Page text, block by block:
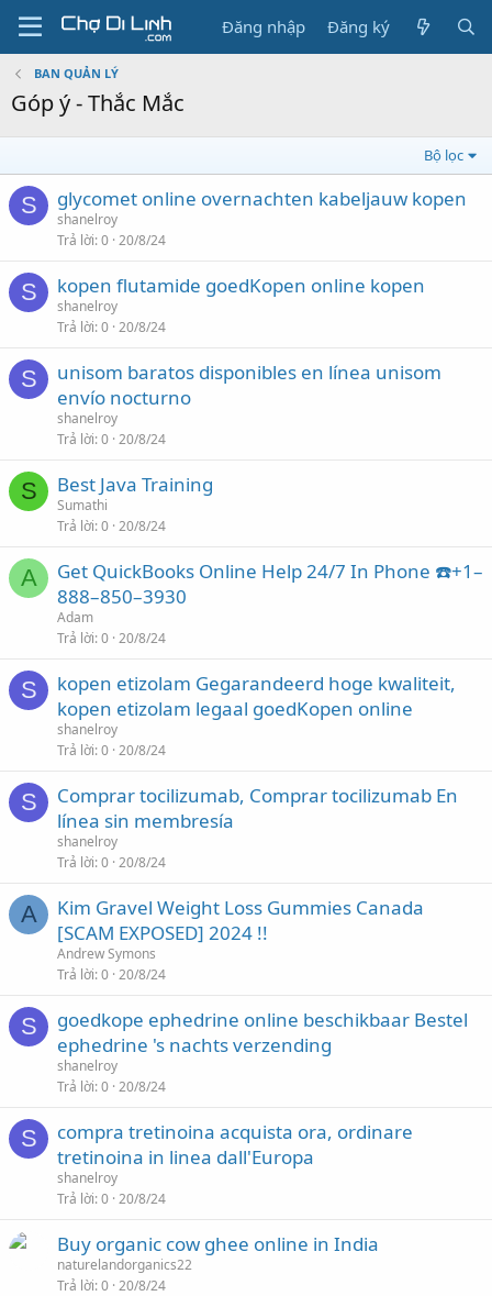
Đăng nhập Đăng ký
BAN QUẢN LÝ
Góp ý - Thắc Mắc
Bộ lọc
S glycomet online overnachten kabeljauw kopen
shanelroy
Trả lời 0 20/8/24
S kopen flutamide goedKopen online kopen
shanelroy
Trả lời 0 20/8/24
S
unisom baratos disponibles en línea unisom
envío nocturno
shanelroy
Trả lời 0 20/8/24
S Best Java Training
Sumathi
Trả lời 0 20/8/24
A
Get QuickBooks Online Help 24/7 In Phone ☎️+1–
888–850–3930
Adam
Trả lời 0 20/8/24
S
kopen etizolam Gegarandeerd hoge kwaliteit,
kopen etizolam legaal goedKopen online
shanelroy
Trả lời 0 20/8/24
S
Comprar tocilizumab, Comprar tocilizumab En
línea sin membresía
shanelroy
Trả lời 0 20/8/24
A
Kim Gravel Weight Loss Gummies Canada
[SCAM EXPOSED] 2024 !!
Andrew Symons
Trả lời 0 20/8/24
S
goedkope ephedrine online beschikbaar Bestel
ephedrine 's nachts verzending
shanelroy
Trả lời 0 20/8/24
S
compra tretinoina acquista ora, ordinare
tretinoina in linea dall'Europa
shanelroy
Trả lời 0 20/8/24
Buy organic cow ghee online in India
naturelandorganics22
Trả lời 0 20/8/24